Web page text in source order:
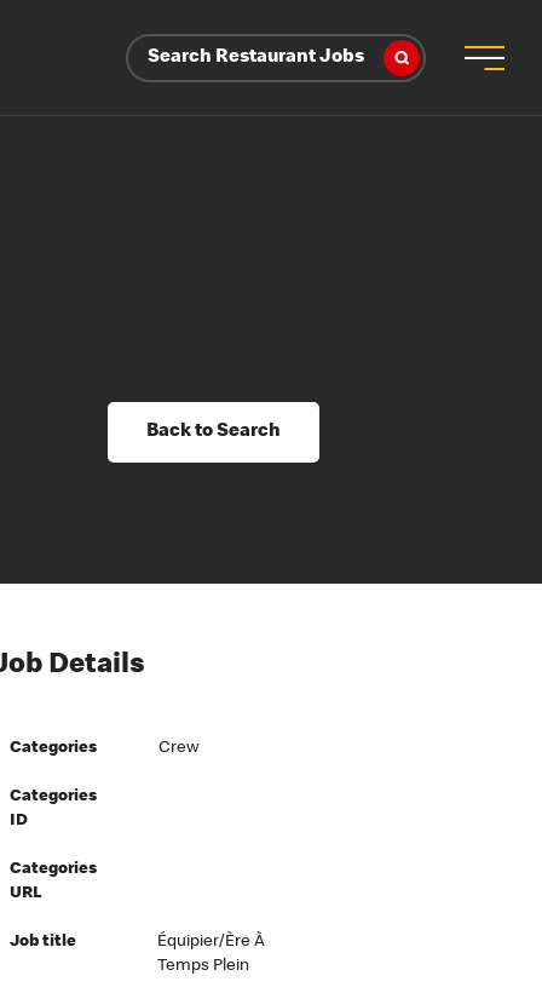
Search Restaurant Jobs
Back to Search
Details
Categories Crew
Categories
ID
Categories
URL
Job title
Équipier/ère À
Temps Plein